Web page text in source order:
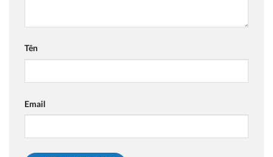
Tên
Email